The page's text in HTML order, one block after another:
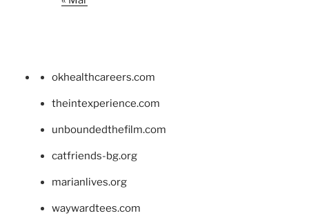
okhealthcareers.com
theintexperience.com
unboundedthefilm.com
catfriends-bg.org
marianlives.org
waywardtees.com